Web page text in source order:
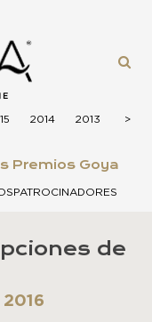
2014 2013 2012
>
>
Premios Goya
PATROCINADORES
de
2016